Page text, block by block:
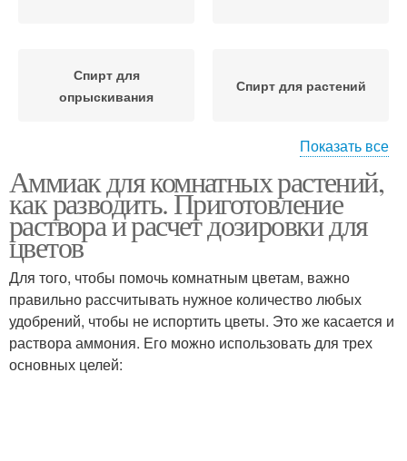
Спирт для
опрыскивания
Спирт для растений
Спирт для цветов Спирт от вредителей
Спирт в огороде Нашатырные спирты
Спирт для комнатных
Показать все
Аммиак для комнатных растений,
как разводить. Приготовление
раствора и расчет дозировки для
цветов
Для того, чтобы помочь комнатным цветам, важно
правильно рассчитывать нужное количество любых
удобрений, чтобы не испортить цветы. Это же касается и
раствора аммония. Его можно использовать для трех
основных целей: